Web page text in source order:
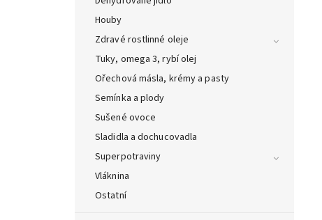
Houby
Zdravé rostlinné oleje
Tuky, omega 3, rybí olej
Ořechová másla, krémy a pasty
Semínka a plody
Sušené ovoce
Sladidla a dochucovadla
Superpotraviny
Vláknina
Ostatní